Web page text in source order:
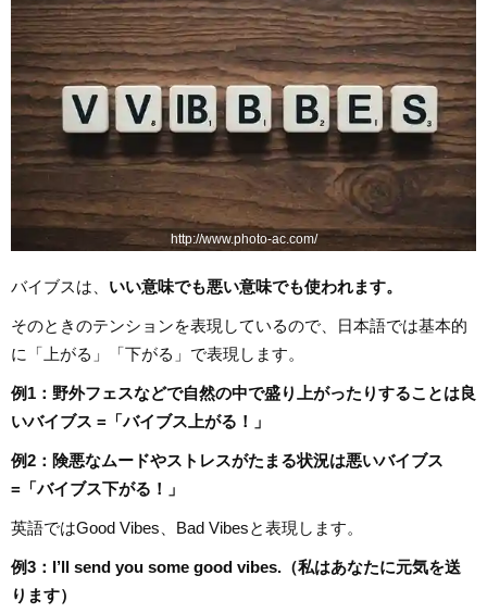
http://www.photo-ac.com/
バイブスは、 いい意味でも悪い意味でも使われます。
そのときのテンションを表現しているので、日本語では基本的
に「上がる」「下がる」で表現します。
例1：野外フェスなどで自然の中で盛り上がったりすることは良
いバイブス =「バイブス上がる！」
例2： 険悪なムードやストレスがたまる状況は悪いバイブス
=「バイブス下がる！」
英語ではGood Vibes、Bad Vibesと表現します。
例3：I’ll send you some good vibes.（私はあなたに元気を送
ります）